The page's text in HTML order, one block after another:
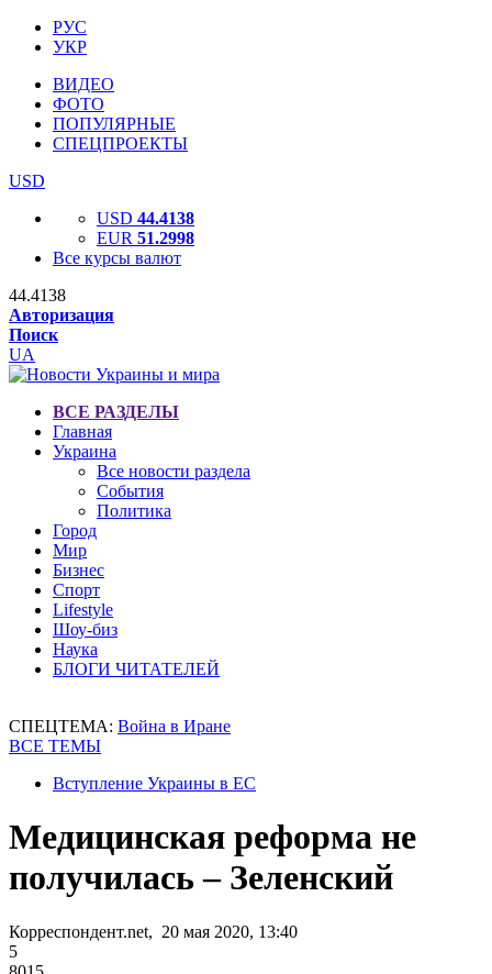
РУС
УКР
ВИДЕО
ФОТО
ПОПУЛЯРНЫЕ
СПЕЦПРОЕКТЫ
USD
USD 44.4138
EUR 51.2998
Все курсы валют
44.4138
Авторизация
Поиск
UA
ВСЕ РАЗДЕЛЫ
Главная
Украина
Все новости раздела
События
Политика
Город
Мир
Бизнес
Спорт
Lifestyle
Шоу-биз
Наука
БЛОГИ ЧИТАТЕЛЕЙ
СПЕЦТЕМА: Война в Иране
ВСЕ ТЕМЫ
Вступление Украины в ЕС
Медицинская реформа не
получилась – Зеленский
Корреспондент.net, 20 мая 2020, 13:40
5